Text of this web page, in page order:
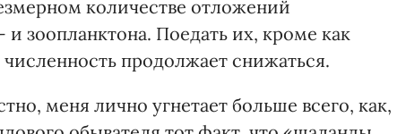
количестве отложений
зоопланктона. Поедать их, кроме как
продолжает снижаться.
меня лично угнетает больше всего, как,